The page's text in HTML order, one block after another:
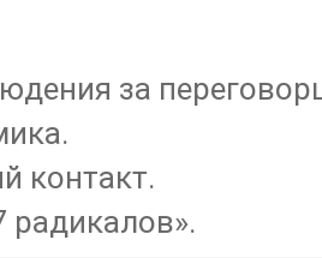
за
контакт.
радикалов».